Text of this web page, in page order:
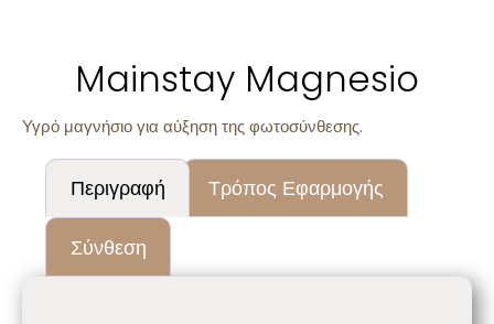
Mainstay Magnesio
Υγρό μαγνήσιο για αύξηση της φωτοσύνθεσης.
Περιγραφή Τρόπος Εφαρμογής
Σύνθεση